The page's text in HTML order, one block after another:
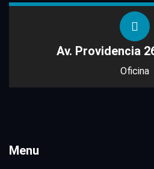
Av. Providencia
Oficina
Menu